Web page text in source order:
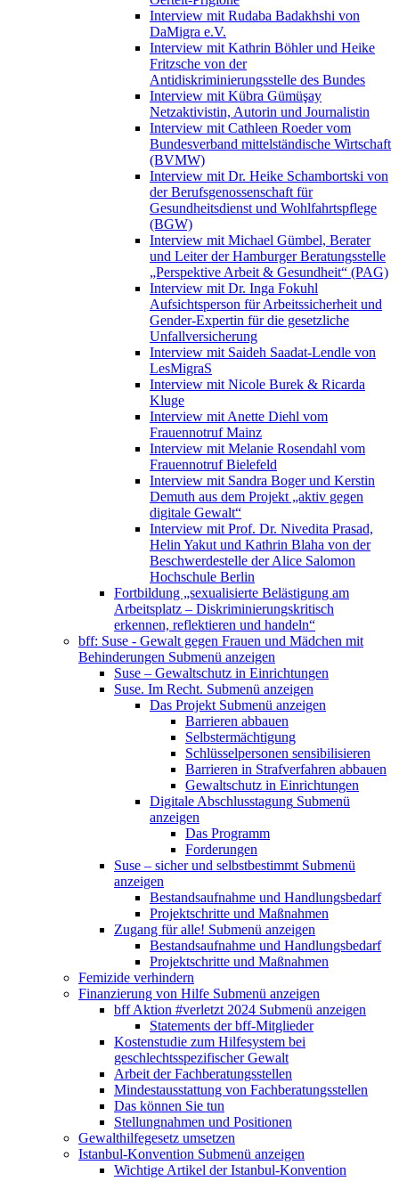
Interview mit Rudaba Badakhshi von
DaMigra e.V.
Interview mit Kathrin Böhler und Heike
Fritzsche von der
Antidiskriminierungsstelle des Bundes
Interview mit Kübra Gümüşay
Netzaktivistin, Autorin und Journalistin
Interview mit Cathleen Roeder vom
Bundesverband mittelständische Wirtschaft
(BVMW)
Interview mit Dr. Heike Schambortski von
der Berufsgenossenschaft für
Gesundheitsdienst und Wohlfahrtspflege
(BGW)
Interview mit Michael Gümbel, Berater
und Leiter der Hamburger Beratungsstelle
„Perspektive Arbeit & Gesundheit“ (PAG)
Interview mit Dr. Inga Fokuhl
Aufsichtsperson für Arbeitssicherheit und
Gender-Expertin für die gesetzliche
Unfallversicherung
Interview mit Saideh Saadat-Lendle von
LesMigraS
Interview mit Nicole Burek & Ricarda
Kluge
Interview mit Anette Diehl vom
Frauennotruf Mainz
Interview mit Melanie Rosendahl vom
Frauennotruf Bielefeld
Interview mit Sandra Boger und Kerstin
Demuth aus dem Projekt „aktiv gegen
digitale Gewalt“
Interview mit Prof. Dr. Nivedita Prasad,
Helin Yakut und Kathrin Blaha von der
Beschwerdestelle der Alice Salomon
Hochschule Berlin
Fortbildung „sexualisierte Belästigung am
Arbeitsplatz – Diskriminierungskritisch
erkennen, reflektieren und handeln“
bff: Suse - Gewalt gegen Frauen und Mädchen mit
Behinderungen Submenü anzeigen
Suse – Gewaltschutz in Einrichtungen
Suse. Im Recht. Submenü anzeigen
Das Projekt Submenü anzeigen
Barrieren abbauen
Selbstermächtigung
Schlüsselpersonen sensibilisieren
Barrieren in Strafverfahren abbauen
Gewaltschutz in Einrichtungen
Digitale Abschlusstagung Submenü
anzeigen
Das Programm
Forderungen
Suse – sicher und selbstbestimmt Submenü
anzeigen
Bestandsaufnahme und Handlungsbedarf
Projektschritte und Maßnahmen
Zugang für alle! Submenü anzeigen
Bestandsaufnahme und Handlungsbedarf
Projektschritte und Maßnahmen
Femizide verhindern
Finanzierung von Hilfe Submenü anzeigen
bff Aktion #verletzt 2024 Submenü anzeigen
Statements der bff-Mitglieder
Kostenstudie zum Hilfesystem bei
geschlechtsspezifischer Gewalt
Arbeit der Fachberatungsstellen
Mindestausstattung von Fachberatungsstellen
Das können Sie tun
Stellungnahmen und Positionen
Gewalthilfegesetz umsetzen
Istanbul-Konvention Submenü anzeigen
Wichtige Artikel der Istanbul-Konvention